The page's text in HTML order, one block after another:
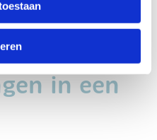
in een